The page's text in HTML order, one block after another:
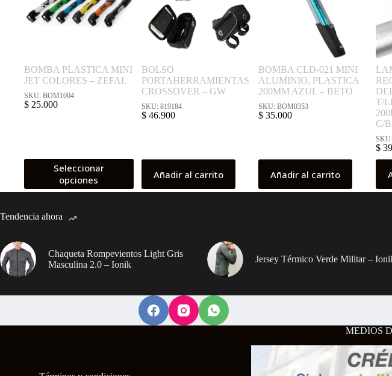
BOMBA PLASTICA MINI
JET COLORES – ZEFAL
SKU: BOM1004
$ 25.000
Seleccionar
opciones
Este
producto
Las
pueden
elegir
en
página
BOLSO
PORTAHERRAMIENTAS
CROSSOVER – GW
SKU: 819184
$46.900
Añadir al carrito
BOMBA CLD-021 MINI
ALUMINIO, PLASTICA
200MM AZUL – BETO
SKU: BOM0353
$ 35.000
Añadir al carrito
T/
C/
$
Tendencia ahora
Chaqueta Rompevientos Light Gris
Masculina 2.0 – Ionik
Jersey Térmico Verde Militar –
MEDIOS